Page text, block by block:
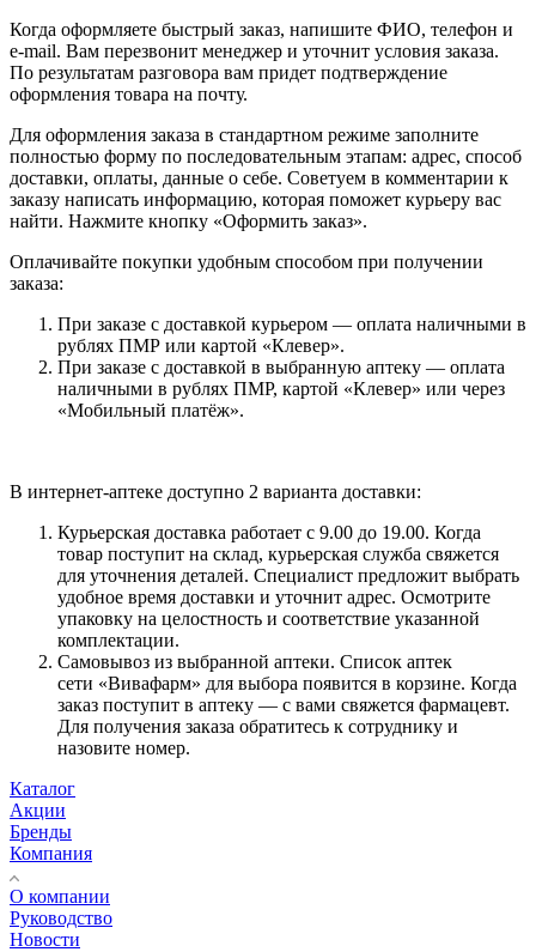
Когда оформляете быстрый заказ, напишите ФИО, телефон и
e-mail. Вам перезвонит менеджер и уточнит условия заказа.
По результатам разговора вам придет подтверждение
оформления товара на почту.
Для оформления заказа в стандартном режиме заполните
полностью форму по последовательным этапам: адрес, способ
доставки, оплаты, данные о себе. Советуем в комментарии к
заказу написать информацию, которая поможет курьеру вас
найти. Нажмите кнопку «Оформить заказ».
Оплачивайте покупки удобным способом при получении
заказа:
При заказе с доставкой курьером — оплата наличными в
рублях ПМР или картой «Клевер».
При заказе с доставкой в выбранную аптеку — оплата
наличными в рублях ПМР, картой «Клевер» или через
«Мобильный платёж».
В интернет-аптеке доступно 2 варианта доставки:
Курьерская доставка работает с 9.00 до 19.00. Когда
товар поступит на склад, курьерская служба свяжется
для уточнения деталей. Специалист предложит выбрать
удобное время доставки и уточнит адрес. Осмотрите
упаковку на целостность и соответствие указанной
комплектации.
Самовывоз из выбранной аптеки. Список аптек
сети «Вивафарм» для выбора появится в корзине. Когда
заказ поступит в аптеку — с вами свяжется фармацевт.
Для получения заказа обратитесь к сотруднику и
назовите номер.
Каталог
Акции
Бренды
Компания
О компании
Руководство
Новости